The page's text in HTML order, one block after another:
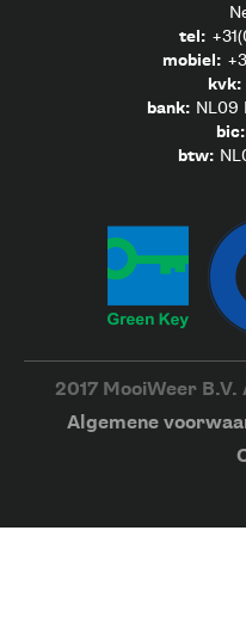
tel:
mobiel:
kvk:
bank: NL09
bic:
btw:
2017 MooiWeer
Algemene